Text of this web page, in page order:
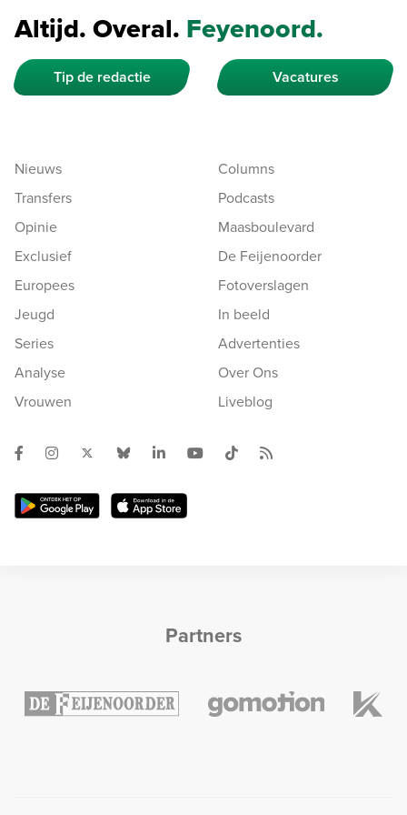
Altijd. Overal. Feyenoord.
Tip de redactie Vacatures
Nieuws
Transfers
Opinie
Exclusief
Europees
Jeugd
Series
Analyse
Vrouwen
Columns
Podcasts
Maasboulevard
De Feijenoorder
Fotoverslagen
In beeld
Advertenties
Over Ons
Liveblog
Partners